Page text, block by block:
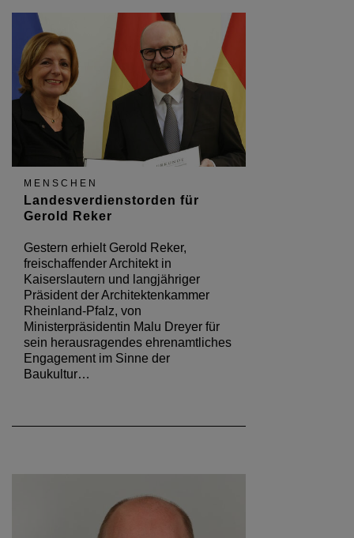
MENSCHEN
Landesverdienstorden für
Gerold Reker
Gestern erhielt Gerold Reker,
freischaffender Architekt in
Kaiserslautern und langjähriger
Präsident der Architektenkammer
Rheinland-Pfalz, von
Ministerpräsidentin Malu Dreyer für
sein herausragendes ehrenamtliches
Engagement im Sinne der
Baukultur…